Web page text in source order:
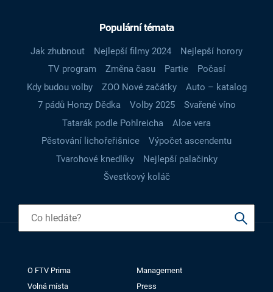
Populární témata
Jak zhubnout Nejlepší filmy 2024
Nejlepší horory
TV program
Změna času Partie
Počasí
Kdy budou volby
ZOO Nové začátky
Auto – katalog
7 pádů Honzy Dědka
Volby 2025
Svařené víno
Tatarák podle Pohlreicha
Aloe vera
Pěstování lichořeřišnice
Výpočet ascendentu
Tvarohové knedlíky
Nejlepší palačinky
Švestkový koláč
O FTV Prima
Management
Volná místa
Press